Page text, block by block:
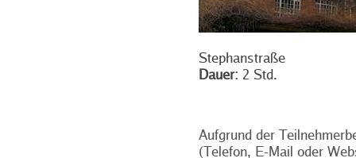
Stephanstraße
Dauer: 2 Std.
Aufgrund der
(Telefon, E-Mail oder